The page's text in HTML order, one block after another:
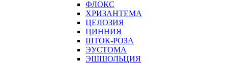
ФЛОКС
ХРИЗАНТЕМА
ЦЕЛОЗИЯ
ЦИННИЯ
ШТОК-РОЗА
ЭУСТОМА
ЭШШОЛЬЦИЯ